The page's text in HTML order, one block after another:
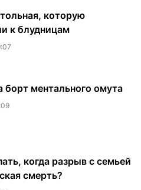
которую
к блудницам
ментального омута
когда разрыв с семьей
смерть?